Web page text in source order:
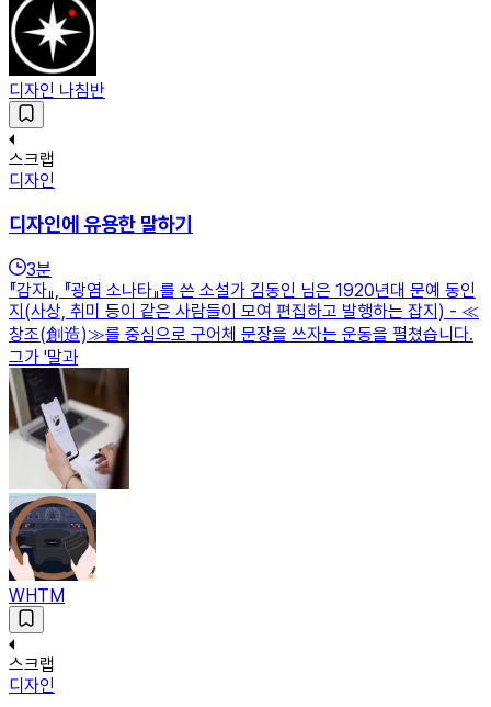
디자인 나침반
스크랩
디자인
디자인에 유용한 말하기
3분
『감자』, 『광염 소나타』를 쓴 소설가 김동인 님은 1920년대 문예 동인
지(사상, 취미 등이 같은 사람들이 모여 편집하고 발행하는 잡지) - ≪
창조(創造)≫를 중심으로 구어체 문장을 쓰자는 운동을 펼쳤습니다.
그가 '말과
WHTM
스크랩
디자인